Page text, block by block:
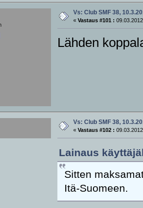
Vs: Club SMF 38,
« Vastaus #101 :
Lähden
Vs: Club SMF 38,
« Vastaus #102 :
Lainaus
Sitten
Itä-Suomeen.